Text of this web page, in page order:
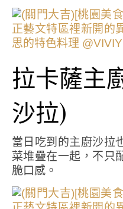
拉卡薩主
沙拉)
當日吃到的主廚沙拉
菜堆疊在一起，不只
脆口感。